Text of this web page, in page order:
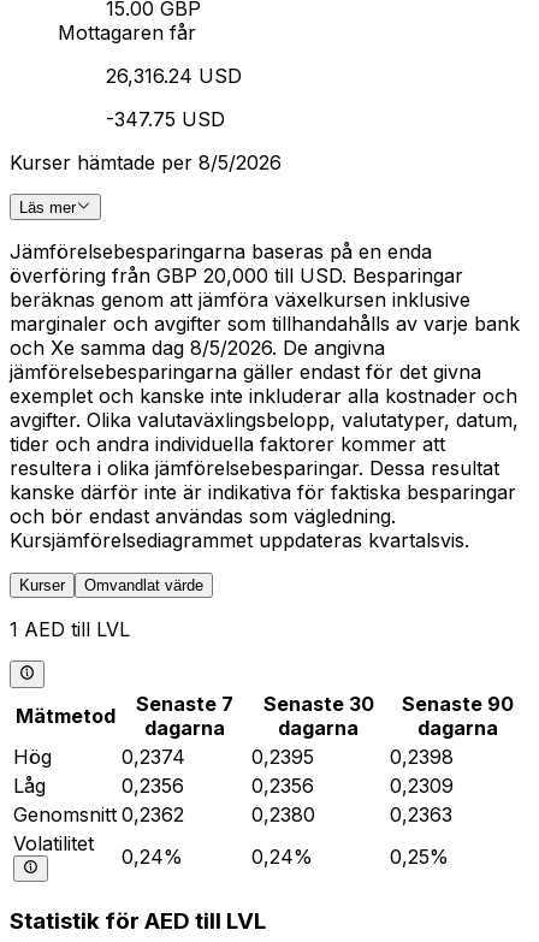
15.00 GBP
Mottagaren får
26,316.24 USD
-347.75 USD
Kurser hämtade per 8/5/2026
Läs mer
Jämförelsebesparingarna baseras på en enda
överföring från GBP 20,000 till USD. Besparingar
beräknas genom att jämföra växelkursen inklusive
marginaler och avgifter som tillhandahålls av varje bank
och Xe samma dag 8/5/2026. De angivna
jämförelsebesparingarna gäller endast för det givna
exemplet och kanske inte inkluderar alla kostnader och
avgifter. Olika valutaväxlingsbelopp, valutatyper, datum,
tider och andra individuella faktorer kommer att
resultera i olika jämförelsebesparingar. Dessa resultat
kanske därför inte är indikativa för faktiska besparingar
och bör endast användas som vägledning.
Kursjämförelsediagrammet uppdateras kvartalsvis.
Kurser Omvandlat värde
1 AED till LVL
Mätmetod
Senaste 7
dagarna
Senaste 30
dagarna
Senaste 90
dagarna
Hög
0,2374 0,2395
0,2398
Låg
0,2356 0,2356
0,2309
Genomsnitt 0,2362 0,2380
0,2363
Volatilitet
0,24% 0,24% 0,25%
Statistik för AED till LVL